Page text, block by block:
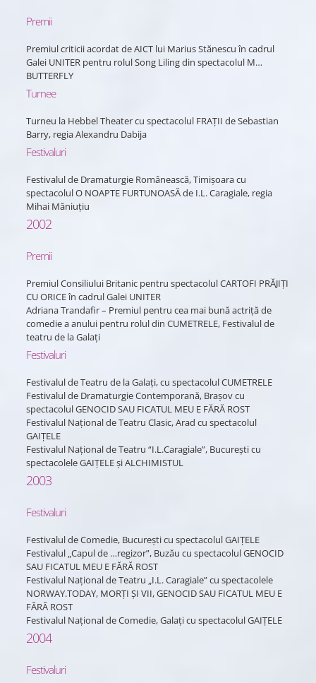
Premii
Premiul criticii acordat de AICT lui Marius Stănescu în cadrul
Galei UNITER pentru rolul Song Liling din spectacolul M…
BUTTERFLY
Turnee
Turneu la Hebbel Theater cu spectacolul FRAȚII de Sebastian
Barry, regia Alexandru Dabija
Festivaluri
Festivalul de Dramaturgie Românească, Timișoara cu
spectacolul O NOAPTE FURTUNOASĂ de I.L. Caragiale, regia
Mihai Măniuțiu
2002
Premii
Premiul Consiliului Britanic pentru spectacolul CARTOFI PRĂJIȚI
CU ORICE în cadrul Galei UNITER
Adriana Trandafir – Premiul pentru cea mai bună actriță de
comedie a anului pentru rolul din CUMETRELE, Festivalul de
teatru de la Galați
Festivaluri
Festivalul de Teatru de la Galați, cu spectacolul CUMETRELE
Festivalul de Dramaturgie Contemporană, Brașov cu
spectacolul GENOCID SAU FICATUL MEU E FĂRĂ ROST
Festivalul Național de Teatru Clasic, Arad cu spectacolul
GAIȚELE
Festivalul Național de Teatru “I.L.Caragiale”, București cu
spectacolele GAIȚELE și ALCHIMISTUL
2003
Festivaluri
Festivalul de Comedie, București cu spectacolul GAIȚELE
Festivalul „Capul de …regizor”, Buzău cu spectacolul GENOCID
SAU FICATUL MEU E FĂRĂ ROST
Festivalul Național de Teatru „I.L. Caragiale” cu spectacolele
NORWAY.TODAY, MORȚI ȘI VII, GENOCID SAU FICATUL MEU E
FĂRĂ ROST
Festivalul Național de Comedie, Galați cu spectacolul GAIȚELE
2004
Festivaluri